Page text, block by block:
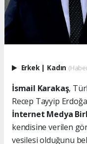
Erkek | Kadın
İsmail Karakaş,
Recep Tayyip
İnternet Medya
kendisine verilen
vesilesi olduğunu